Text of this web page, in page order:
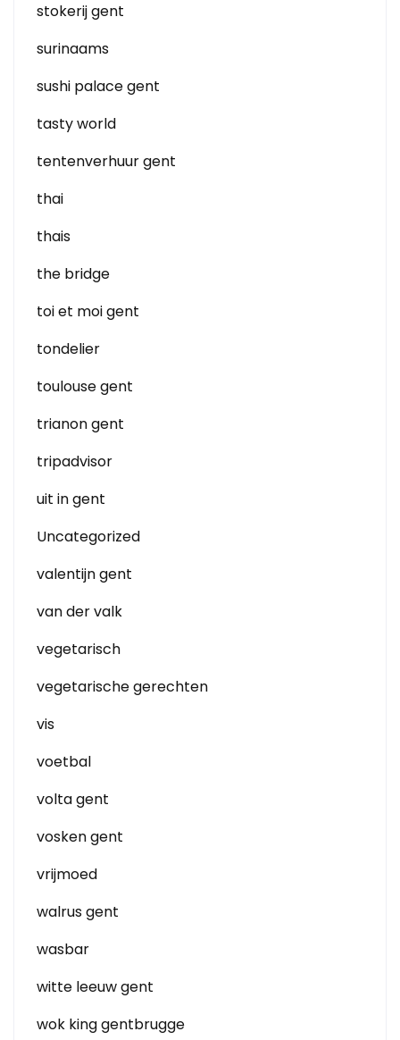
stokerij gent
surinaams
sushi palace gent
tasty world
tentenverhuur gent
thai
thais
the bridge
toi et moi gent
tondelier
toulouse gent
trianon gent
tripadvisor
uit in gent
Uncategorized
valentijn gent
van der valk
vegetarisch
vegetarische gerechten
vis
voetbal
volta gent
vosken gent
vrijmoed
walrus gent
wasbar
witte leeuw gent
wok king gentbrugge